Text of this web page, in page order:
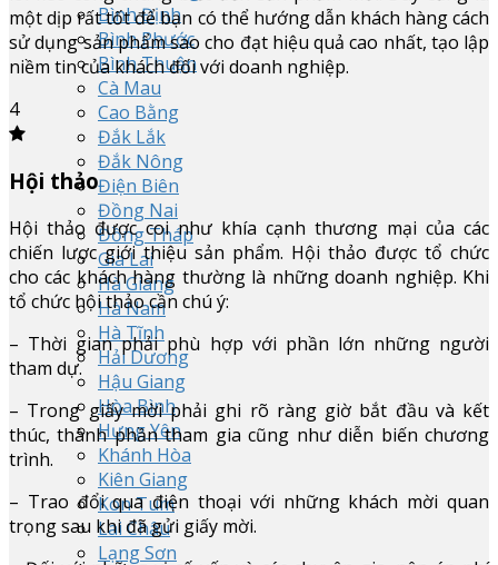
Bình Định
Bình Phước
Bình Thuận
Cà Mau
Cao Bằng
Đắk Lắk
Đắk Nông
Điện Biên
Đồng Nai
Đồng Tháp
Gia Lai
Hà Giang
Hà Nam
Hà Tĩnh
Hải Dương
Hậu Giang
Hòa Bình
Hưng Yên
Khánh Hòa
Kiên Giang
Kon Tum
Lai Châu
Lạng Sơn
một dịp rất tốt để bạn có thể hướng dẫn khách hàng cách
sử dụng sản phẩm sao cho đạt hiệu quả cao nhất, tạo lập
niềm tin của khách đối với doanh nghiệp.
4
Hội thảo
Hội thảo được coi như khía cạnh thương mại của các
chiến lược giới thiệu sản phẩm. Hội thảo được tổ chức
cho các khách hàng thường là những doanh nghiệp. Khi
tổ chức hội thảo cần chú ý:
– Thời gian phải phù hợp với phần lớn những người
tham dự.
– Trong giấy mời phải ghi rõ ràng giờ bắt đầu và kết
thúc, thành phần tham gia cũng như diễn biến chương
trình.
– Trao đổi qua điện thoại với những khách mời quan
trọng sau khi đã gửi giấy mời.